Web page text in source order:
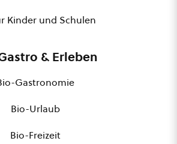
Kinder und Schulen
& Erleben
Gastronomie
Bio-Urlaub
Bio-Freizeit